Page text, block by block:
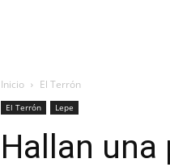
Inicio El Terrón
El Terrón Lepe
Hallan